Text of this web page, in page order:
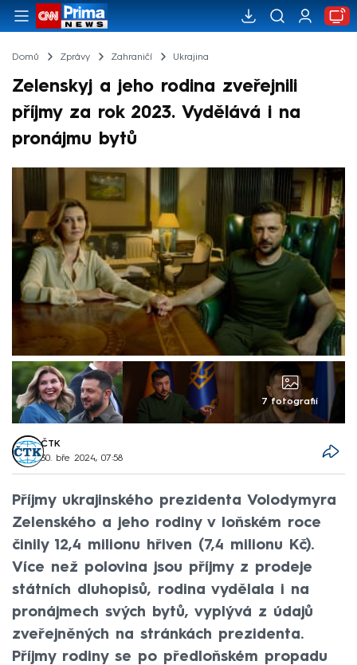
Domů Zprávy Zahraničí Ukrajina
Zelenskyj a jeho rodina zveřejnili
příjmy za rok 2023. Vydělává i na
pronájmu bytů
7 fotografií
ČTK
30. bře 2024, 07:58
Příjmy ukrajinského prezidenta Volodymyra
Zelenského a jeho rodiny v loňském roce
činily 12,4 milionu hřiven (7,4 milionu Kč).
Více než polovina jsou příjmy z prodeje
státních dluhopisů, rodina vydělala i na
pronájmech svých bytů, vyplývá z údajů
zveřejněných na stránkách prezidenta.
Příjmy rodiny se po předloňském propadu